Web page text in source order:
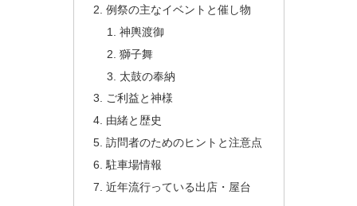
例祭の主なイベントと催し物
神輿渡御
獅子舞
太鼓の奉納
ご利益と神様
由緒と歴史
訪問者のためのヒントと注意点
駐車場情報
近年流行っている出店・屋台